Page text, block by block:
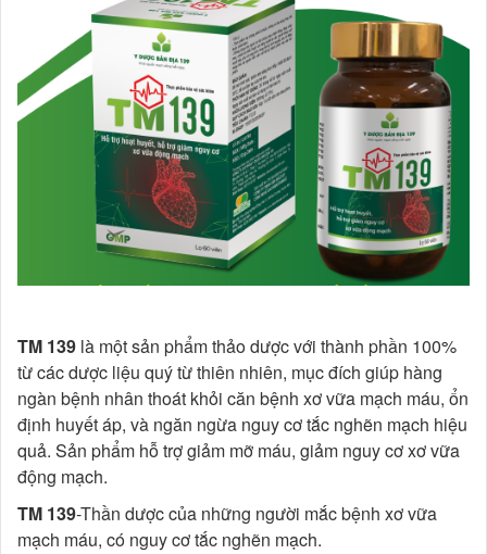
TM 139 là một sản phẩm thảo dược với thành phần 100%
từ các dược liệu quý từ thiên nhiên, mục đích giúp hàng
ngàn bệnh nhân thoát khỏi căn bệnh xơ vữa mạch máu, ổn
định huyết áp, và ngăn ngừa nguy cơ tắc nghẽn mạch hiệu
quả. Sản phẩm hỗ trợ giảm mỡ máu, giảm nguy cơ xơ vữa
động mạch.
TM 139-Thần dược của những người mắc bệnh xơ vữa
mạch máu, có nguy cơ tắc nghẽn mạch.